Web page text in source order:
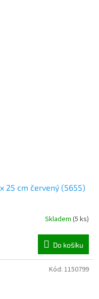
25 cm červený (5655)
Skladem (5 ks)
Do košíku
Kód: 1150799